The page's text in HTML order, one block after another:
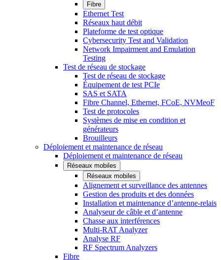
Fibre
Ethernet Test
Réseaux haut débit
Plateforme de test optique
Cybersecurity Test and Validation
Network Impairment and Emulation
Testing
Test de réseau de stockage
Test de réseau de stockage
Équipement de test PCIe
SAS et SATA
Fibre Channel, Ethernet, FCoE, NVMeoF
Test de protocoles
Systèmes de mise en condition et
générateurs
Brouilleurs
Déploiement et maintenance de réseau
Déploiement et maintenance de réseau
Réseaux mobiles
Réseaux mobiles
Alignement et surveillance des antennes
Gestion des produits et des données
Installation et maintenance d’antenne-relais
Analyseur de câble et d’antenne
Chasse aux interférences
Multi-RAT Analyzer
Analyse RF
RF Spectrum Analyzers
Fibre